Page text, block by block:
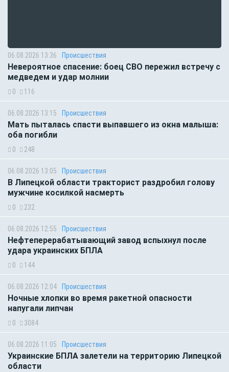
06.08.2026 13:36 Происшествия
Невероятное спасение: боец СВО пережил встречу с
медведем и удар молнии
0 116
06.08.2026 13:15 Происшествия
Мать пыталась спасти выпавшего из окна малыша:
оба погибли
0 248
06.08.2026 13:05 Происшествия
В Липецкой области тракторист раздробил голову
мужчине косилкой насмерть
0 232
06.08.2026 12:55 Происшествия
Нефтеперерабатывающий завод вспыхнул после
удара украинских БПЛА
0 144
06.08.2026 12:04 Происшествия
Ночные хлопки во время ракетной опасности
напугали липчан
0 3084
06.08.2026 11:05 Происшествия
Украинские БПЛА залетели на территорию Липецкой
области